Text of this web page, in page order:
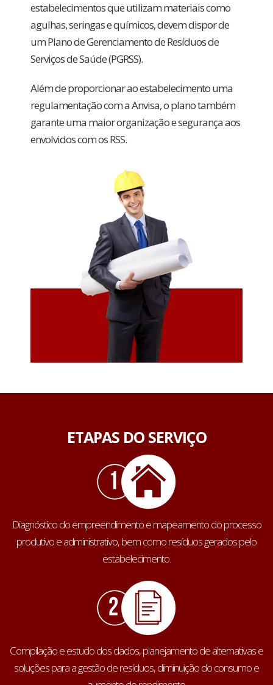
estabelecimentos que utilizam materiais como
agulhas, seringas e químicos, devem dispor de
um Plano de Gerenciamento de Resíduos de
Serviços de Saúde (PGRSS).
Além de proporcionar ao estabelecimento uma
regulamentação com a Anvisa, o plano também
garante uma maior organização e segurança aos
envolvidos com os RSS.
ETAPAS DO SERVIÇO
Diagnóstico do empreendimento e mapeamento do processo
produtivo e administrativo, bem como resíduos gerados pelo
estabelecimento.
Compilação e estudo dos dados, planejamento de alternativas e
soluções para a gestão de resíduos, diminuição do consumo e